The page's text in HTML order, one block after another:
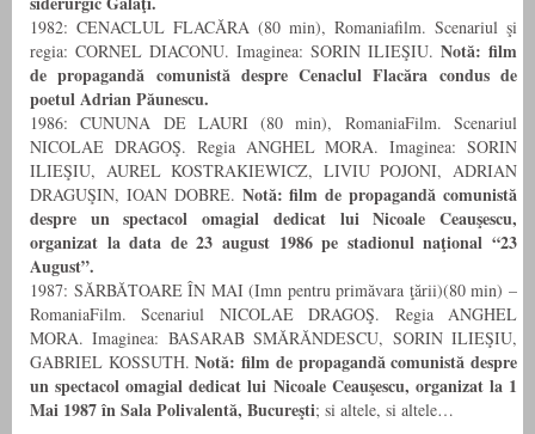
1982: CENACLUL FLACĂRA (80 min), Romaniafilm. Scenariul şi
regia: CORNEL DIACONU. Imaginea: SORIN ILIEŞIU. Notă: film
de propagandă comunistă despre Cenaclul Flacăra condus de
poetul Adrian Păunescu.
1986: CUNUNA DE LAURI (80 min), RomaniaFilm. Scenariul
NICOLAE DRAGOŞ. Regia ANGHEL MORA. Imaginea: SORIN
ILIEŞIU, AUREL KOSTRAKIEWICZ, LIVIU POJONI, ADRIAN
DRAGUŞIN, IOAN DOBRE. Notă: film de propagandă comunistă
despre un spectacol omagial dedicat lui Nicoale Ceauşescu,
organizat la data de 23 august 1986 pe stadionul naţional “23
August”.
1987: SĂRBĂTOARE ÎN MAI (Imn pentru primăvara ţării)(80 min) –
RomaniaFilm. Scenariul NICOLAE DRAGOŞ. Regia ANGHEL
MORA. Imaginea: BASARAB SMĂRĂNDESCU, SORIN ILIEŞIU,
GABRIEL KOSSUTH.Notă: film de propagandă comunistă despre
un spectacol omagial dedicat lui Nicoale Ceauşescu, organizat la 1
Mai 1987 în Sala Polivalentă, Bucureşti; si altele, si altele…